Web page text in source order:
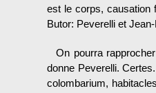
est le corps, causation
Butor: Peverelli et
On pourra
donne Peverelli.
colombarium,